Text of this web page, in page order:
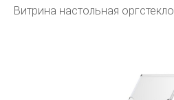
Витрина настольная оргстекло